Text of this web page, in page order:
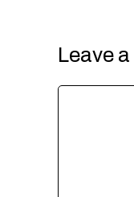
Leave
Comment